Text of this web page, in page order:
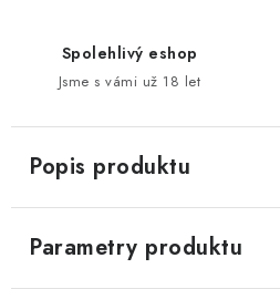
Spolehlivý eshop
Jsme s vámi už 18 let
Popis produktu
Parametry produktu